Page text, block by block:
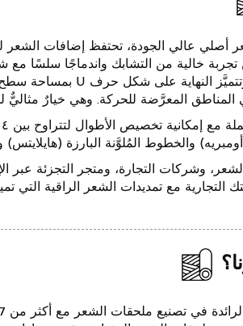
عالي الجودة، تحتفظ إضافات الشعر
خالية من التشابك واندماجًا سلسًا مع
المناطق المعرَّضة للحركة. وهي خيارٌ
والخطوط المُلوَّنة البارزة (هايلايتس)
وشركات التجارة، ومتجر التجزئة عبر
التجارية مع تمديدات الشعر الراقية التي